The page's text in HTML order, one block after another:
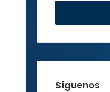
Síguenos